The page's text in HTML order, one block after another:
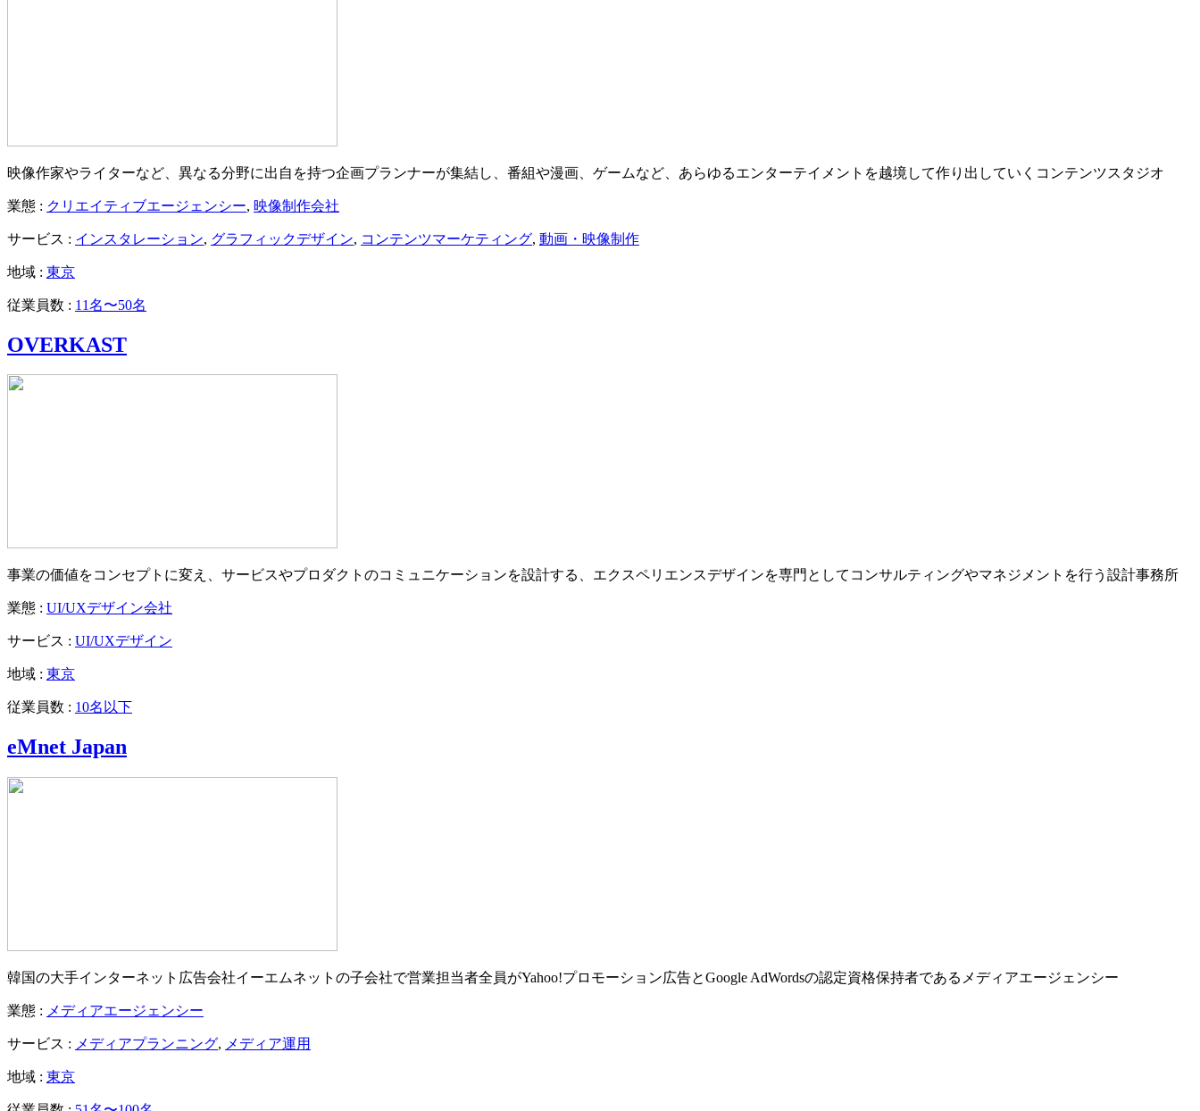
映像作家やライターなど、異なる分野に出自を持つ企画プランナーが集結し、番組や漫画、ゲームなど、あらゆるエンターテイメントを越境して作り出していくコンテンツスタジオ
業態 : クリエイティブエージェンシー, 映像制作会社
サービス : インスタレーション, グラフィックデザイン, コンテンツマーケティング, 動画・映像制作
地域 : 東京
従業員数 : 11名〜50名
OVERKAST
事業の価値をコンセプトに変え、サービスやプロダクトのコミュニケーションを設計する、エクスペリエンスデザインを専門としてコンサルティングやマネジメントを行う設計事務所
業態 : UI/UXデザイン会社
サービス : UI/UXデザイン
地域 : 東京
従業員数 : 10名以下
eMnet Japan
韓国の大手インターネット広告会社イーエムネットの子会社で営業担当者全員がYahoo!プロモーション広告とGoogle AdWordsの認定資格保持者であるメディアエージェンシー
業態 : メディアエージェンシー
サービス : メディアプランニング, メディア運用
地域 : 東京